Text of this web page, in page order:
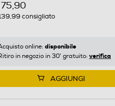
consigliato
online: disponibile
in negozio in 30' gratuito: verifica
AGGIUNGI